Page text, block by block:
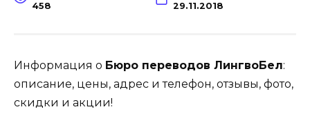
458 29.11.2018
Информация о Бюро переводов ЛингвоБел:
описание, цены, адрес и телефон, отзывы, фото,
скидки и акции!